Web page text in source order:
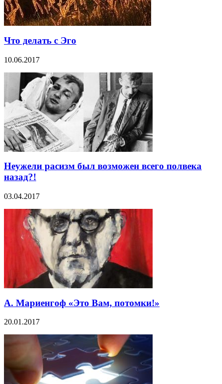
Что делать с Эго
10.06.2017
Неужели расизм был возможен всего полвека
назад?!
03.04.2017
А. Мариенгоф «Это Вам, потомки!»
20.01.2017